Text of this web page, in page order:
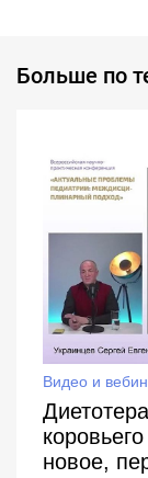
Больше по
Видео и
новое,